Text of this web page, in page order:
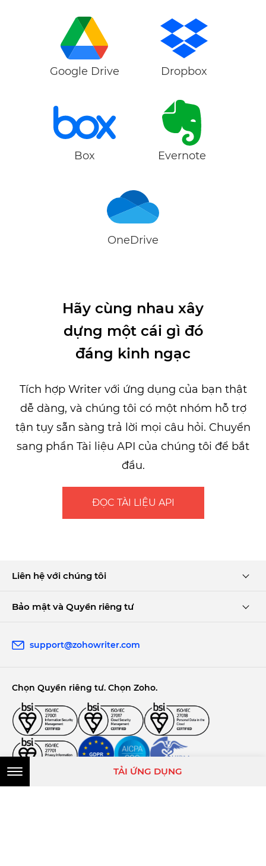
Google Drive Dropbox
Box Evernote
OneDrive
Hãy cùng nhau xây
dựng một cái gì đó
đáng kinh ngạc
Tích hợp Writer với ứng dụng của bạn thật
dễ dàng, và chúng tôi có một nhóm hỗ trợ
tận tụy sẵn sàng trả lời mọi câu hỏi. Chuyển
sang phần Tài liệu API của chúng tôi để bắt
đầu.
ĐỌC TÀI LIỆU API
Liên hệ với chúng tôi
Bảo mật và Quyền riêng tư
support@zohowriter.com
Chọn Quyền riêng tư. Chọn Zoho.
TẢI ỨNG DỤNG